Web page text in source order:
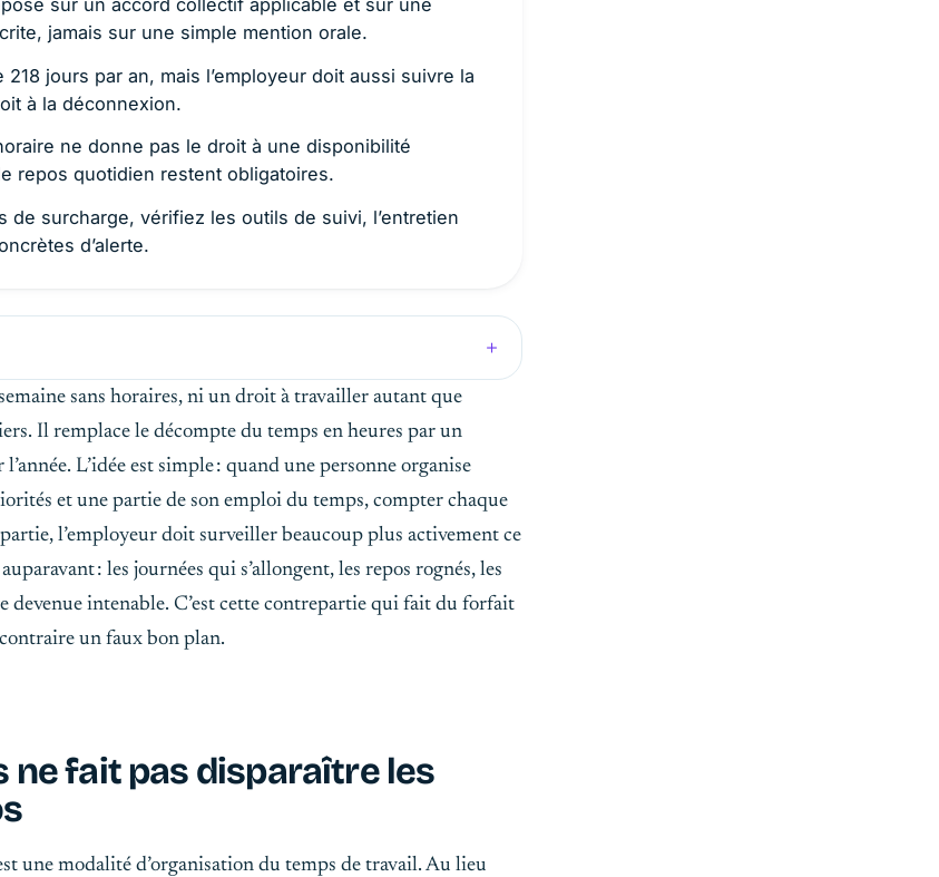
sur un accord collectif applicable et sur une
jamais sur une simple mention orale.
jours par an, mais l’employeur doit aussi suivre la
à la déconnexion.
ne donne pas le droit à une disponibilité
repos quotidien restent obligatoires.
de surcharge, vérifiez les outils de suivi, l’entretien
d’alerte.
sans horaires, ni un droit à travailler autant que
Il remplace le décompte du temps en heures par un
L’idée est simple : quand une personne organise
et une partie de son emploi du temps, compter chaque
l’employeur doit surveiller beaucoup plus activement ce
: les journées qui s’allongent, les repos rognés, les
devenue intenable. C’est cette contrepartie qui fait du forfait
un faux bon plan.
ne fait pas disparaître les
une modalité d’organisation du temps de travail. Au lieu